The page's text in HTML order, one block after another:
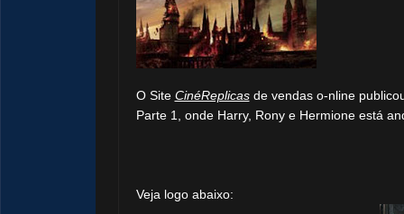
O Site CinéReplicasde vendas o-nline
Parte 1, onde Harry, Rony e Hermione está
Veja logo abaixo:
🎂